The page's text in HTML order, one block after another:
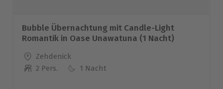
Bubble Übernachtung mit Candle-Light
Romantik in Oase Unawatuna (1 Nacht)
Standort
Zehdenick
Anzahl der Teilnehmer
2 Pers. 1 Nacht